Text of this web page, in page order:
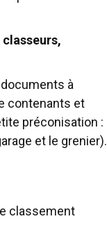
à
contenants et
préconisation :
et le grenier).
classement